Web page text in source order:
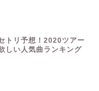
トリ予想！2020ツアー
しい人気曲ランキング